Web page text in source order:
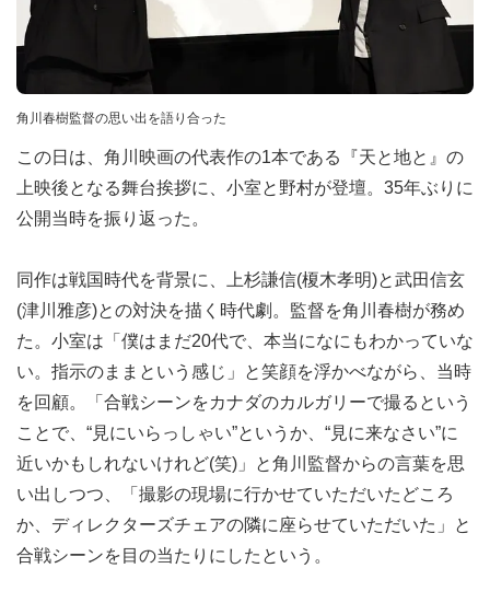
角川春樹監督の思い出を語り合った
この日は、角川映画の代表作の1本である『天と地と』の
上映後となる舞台挨拶に、小室と野村が登壇。35年ぶりに
公開当時を振り返った。
同作は戦国時代を背景に、上杉謙信(榎木孝明)と武田信玄
(津川雅彦)との対決を描く時代劇。監督を角川春樹が務め
た。小室は「僕はまだ20代で、本当になにもわかっていな
い。指示のままという感じ」と笑顔を浮かべながら、当時
を回顧。「合戦シーンをカナダのカルガリーで撮るという
ことで、“見にいらっしゃい”というか、“見に来なさい”に
近いかもしれないけれど(笑)」と角川監督からの言葉を思
い出しつつ、「撮影の現場に行かせていただいたどころ
か、ディレクターズチェアの隣に座らせていただいた」と
合戦シーンを目の当たりにしたという。